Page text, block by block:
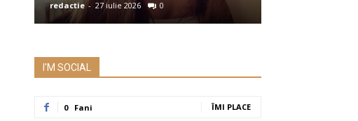
redactie - 27 iulie 2026 0
I'M SOCIAL
0 Fani ÎMI PLACE